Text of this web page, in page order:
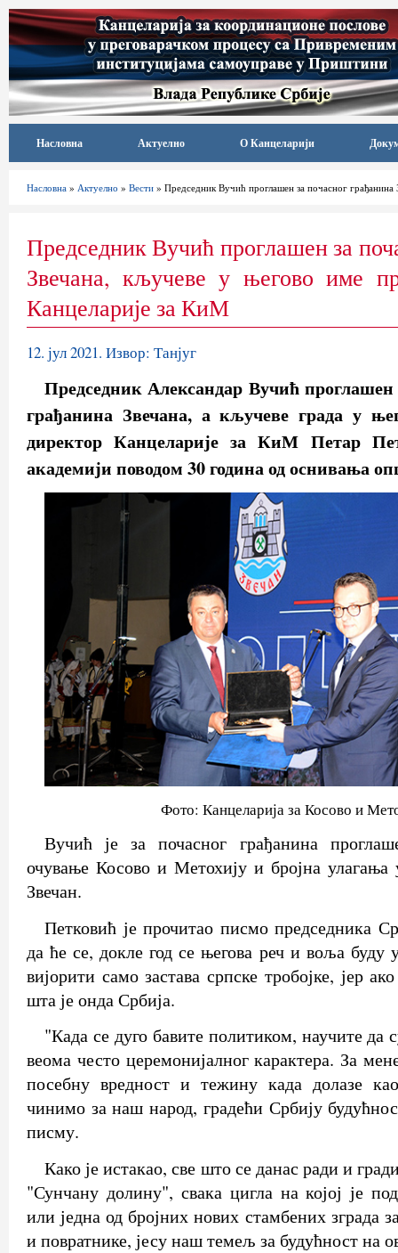
Насловна Актуелно О Канцеларији
Насловна » Актуелно » Вести » Председник Вучић проглашен за почасног
Председник Вучић проглашен за
Звечана, кључеве у његово име
Канцеларије за КиМ
12. јул 2021. Извор: Танјуг
Председник Александар Вучић проглашен
грађанина Звечана, а кључеве града у
директор Канцеларије за КиМ Петар
академији поводом 30 година од оснивања
Фото: Канцеларија за Косово и
Вучић је за почасног грађанина
очување Косово и Метохију и бројна улагања
Звечан.
Петковић је прочитао писмо председника
да ће се, докле год се његова реч и воља буду
вијорити само застава српске тробојке, јер
шта је онда Србија.
"Када се дуго бавите политиком, научите да
веома често церемонијалног карактера. За
посебну вредност и тежину када долазе
чинимо за наш народ, градећи Србију
писму.
Како је истакао, све што се данас ради и
"Сунчану долину", свака цигла на којој је
или једна од бројних нових стамбених зграда
и повратнике, јесу наш темељ за будућност на